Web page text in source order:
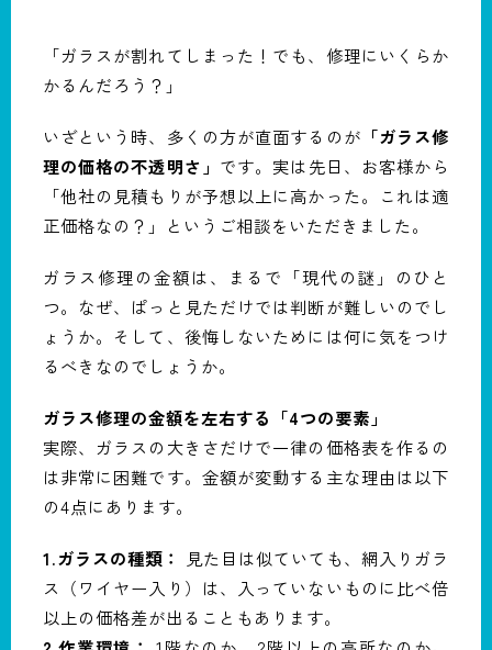
「ガラスが割れてしまった！でも、修理にいくらか
かるんだろう？」
いざという時、多くの方が直面するのが 「ガラス修
理の価格の不透明さ」 です。実は先日、お客様から
「他社の見積もりが予想以上に高かった。これは適
正価格なの？」というご相談をいただきました。
ガラス修理の金額は、まるで「現代の謎」のひと
つ。なぜ、ぱっと見ただけでは判断が難しいのでし
ょうか。そして、後悔しないためには何に気をつけ
るべきなのでしょうか。
ガラス修理の金額を左右する「4つの要素」
実際、ガラスの大きさだけで一律の価格表を作るの
は非常に困難です。金額が変動する主な理由は以下
の4点にあります。
1.ガラスの種類：
見た目は似ていても、網入りガラ
ス（ワイヤー入り）は、入っていないものに比べ倍
以上の価格差が出ることもあります。